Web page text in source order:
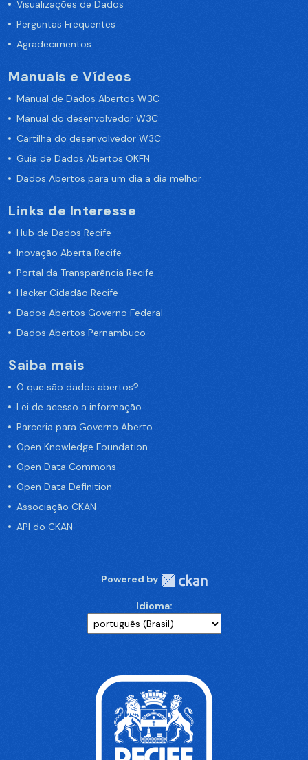
Visualizações de Dados
Perguntas Frequentes
Agradecimentos
Manuais e Vídeos
Manual de Dados Abertos W3C
Manual do desenvolvedor W3C
Cartilha do desenvolvedor W3C
Guia de Dados Abertos OKFN
Dados Abertos para um dia a dia melhor
Links de Interesse
Hub de Dados Recife
Inovação Aberta Recife
Portal da Transparência Recife
Hacker Cidadão Recife
Dados Abertos Governo Federal
Dados Abertos Pernambuco
Saiba mais
O que são dados abertos?
Lei de acesso a informação
Parceria para Governo Aberto
Open Knowledge Foundation
Open Data Commons
Open Data Definition
Associação CKAN
API do CKAN
Powered by
Idioma